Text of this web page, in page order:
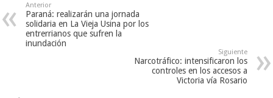
Anterior
Paraná: realizarán una jornada
solidaria en La Vieja Usina por los
entrerrianos que sufren la
inundación
Siguiente
Narcotráfico: intensificaron los
controles en los accesos a
Victoria vía Rosario